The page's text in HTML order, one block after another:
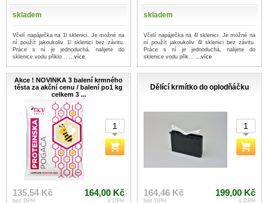
skladem
Včelí napáječka na 1l sklenici. Je možné na
ní použít jakoukoliv 1l sklenici bez závitu.
Práce s ní je jednoduchá, nalijete do
sklenice vodu přiklo... ...více
skladem
Včelí napáječka na 4l sklenici. Je možné na
ní použít jakoukoliv 4l sklenici bez závitu.
Práce s ní je jednoduchá, nalijete do
sklenice vodu přik... ...více
Akce ! NOVINKA 3 balení krmného
těsta za akční cenu / balení po1 kg
celkem 3 ...
135,54 Kč
bez DPH
164,00 Kč
s DPH
Dělící krmítko do oplodňáčku
164,46 Kč
bez DPH
199,00 Kč
s DPH